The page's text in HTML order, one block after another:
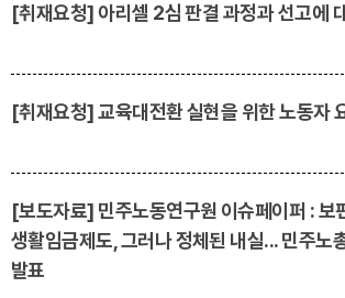
[취재요청] 아리셀 2심 판결 과정과 선고에
[취재요청] 교육대전환 실현을 위한 노동자
[보도자료] 민주노동연구원 이슈페이퍼 : 보
생활임금제도, 그러나 정체된 내실... 민주노
발표